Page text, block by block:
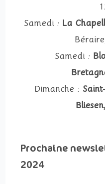
Samedi : La
Samedi :
Dimanche :
Bliesen,
Prochaine
2024